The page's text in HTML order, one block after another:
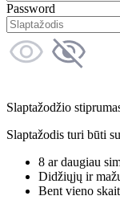
Password
Slaptažodžio
Slaptažodis turi būti
8 ar daugiau
Didžiųjų ir
Bent vieno